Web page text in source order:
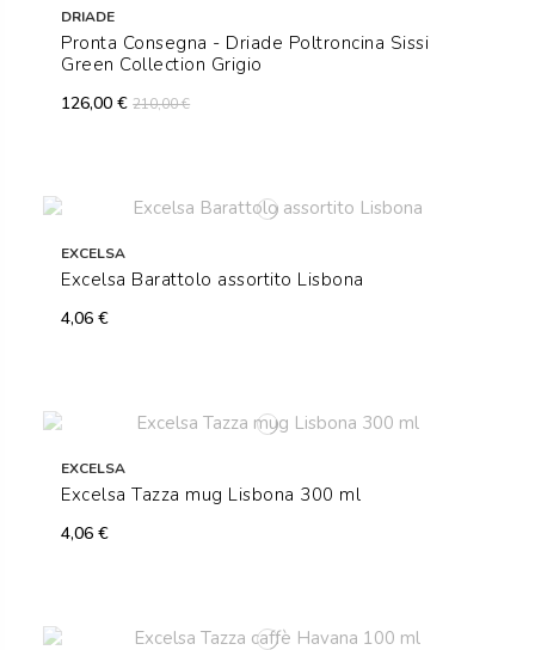
DRIADE
Pronta Consegna - Driade Poltroncina Sissi
Green Collection Grigio
126,00 €210,00 €
EXCELSA
Excelsa Barattolo assortito Lisbona
4,06 €
EXCELSA
Excelsa Tazza mug Lisbona 300 ml
4,06 €